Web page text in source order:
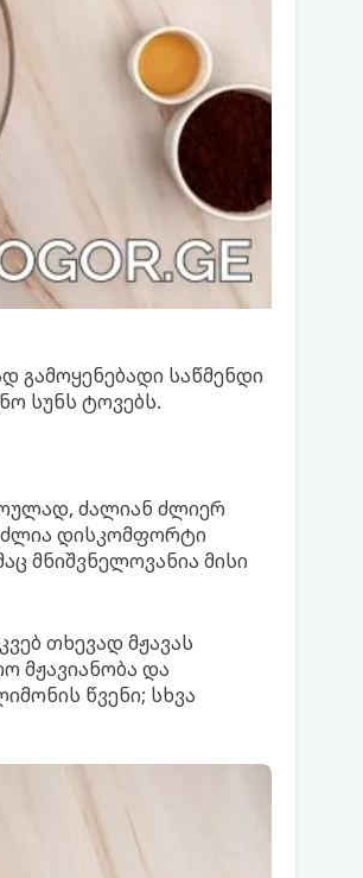
საწმენდი
სუნს ტოვებს.
ძალიან ძლიერ
დისკომფორტი
მნიშვნელოვანია მისი
თხევად მჟავას
მჟავიანობა და
წვენი; სხვა